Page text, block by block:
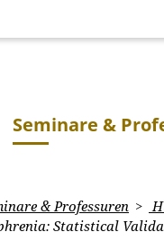
Seminare &
& Professuren
Statistical